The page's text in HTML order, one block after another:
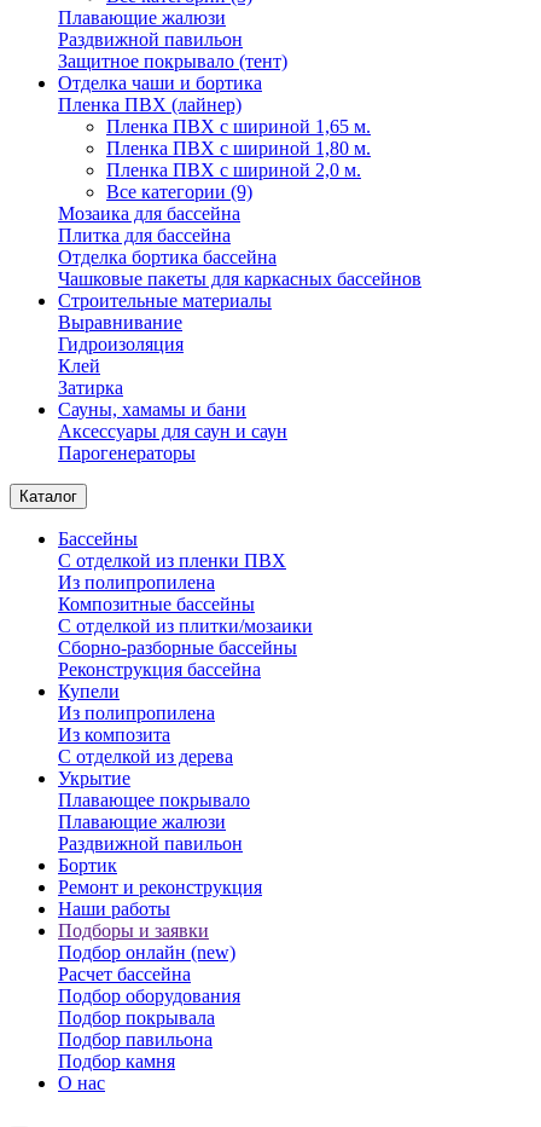
Плавающие жалюзи
Раздвижной павильон
Защитное покрывало (тент)
Отделка чаши и бортика
Пленка ПВХ (лайнер)
Пленка ПВХ с шириной 1,65 м.
Пленка ПВХ с шириной 1,80 м.
Пленка ПВХ с шириной 2,0 м.
Все категории (9)
Мозаика для бассейна
Плитка для бассейна
Отделка бортика бассейна
Чашковые пакеты для каркасных бассейнов
Строительные материалы
Выравнивание
Гидроизоляция
Клей
Затирка
Сауны, хамамы и бани
Аксессуары для саун и саун
Парогенераторы
Каталог
Бассейны
С отделкой из пленки ПВХ
Из полипропилена
Композитные бассейны
С отделкой из плитки/мозаики
Сборно-разборные бассейны
Реконструкция бассейна
Купели
Из полипропилена
Из композита
С отделкой из дерева
Укрытие
Плавающее покрывало
Плавающие жалюзи
Раздвижной павильон
Бортик
Ремонт и реконструкция
Наши работы
Подборы и заявки
Подбор онлайн (new)
Расчет бассейна
Подбор оборудования
Подбор покрывала
Подбор павильона
Подбор камня
О нас